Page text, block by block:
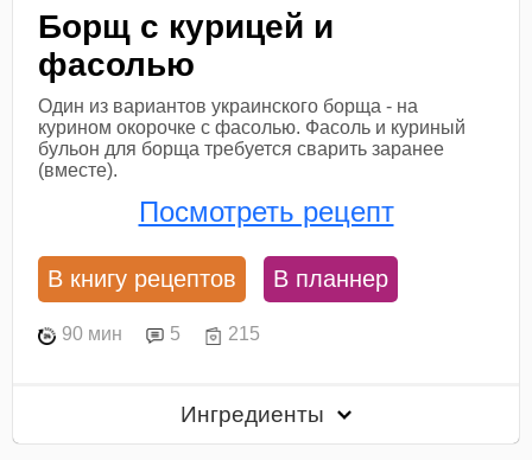
Борщ с курицей и
фасолью
Один из вариантов украинского борща - на
курином окорочке с фасолью. Фасоль и куриный
бульон для борща требуется сварить заранее
(вместе).
Посмотреть рецепт
В книгу рецептов В планнер
90 мин 5 215
Ингредиенты